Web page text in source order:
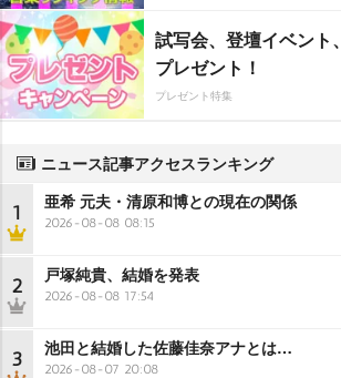
試写会、登壇イベント
プレゼント！
プレゼント特集
ニュース記事アクセスランキング
1 亜希 元夫・清原和博との現在の関係
2026-08-08 08:15
2 戸塚純貴、結婚を発表
2026-08-08 17:54
3 池田と結婚した佐藤佳奈アナとは…
2026-08-07 20:08